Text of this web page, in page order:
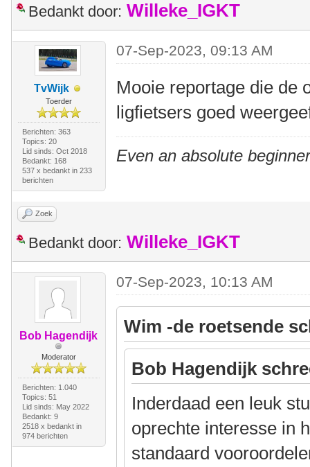
Bedankt door: Willeke_IGKT
TvWijk
Toerder
Berichten: 363
Topics: 20
Lid sinds: Oct 2018
Bedankt: 168
537 x bedankt in 233
berichten
07-Sep-2023, 09:13 AM
Mooie reportage die de
ligfietsers goed
Even an absolute
Zoek
Bedankt door: Willeke_IGKT
Bob Hagendijk
Moderator
Berichten: 1.040
Topics: 51
Lid sinds: May 2022
Bedankt: 9
2518 x bedankt in
974 berichten
07-Sep-2023, 10:13 AM
Wim -de roetsende
Bob Hagendijk
Inderdaad een leuk
oprechte interesse in
standaard